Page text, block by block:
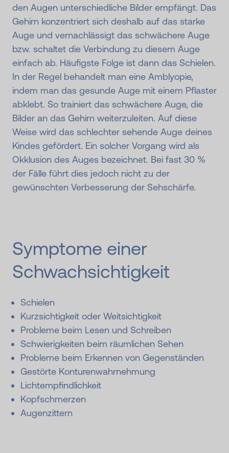
den Augen unterschiedliche Bilder empfängt. Das
Gehirn konzentriert sich deshalb auf das starke
Auge und vernachlässigt das schwächere Auge
bzw. schaltet die Verbindung zu diesem Auge
einfach ab. Häufigste Folge ist dann das Schielen.
In der Regel behandelt man eine Amblyopie,
indem man das gesunde Auge mit einem Pflaster
abklebt. So trainiert das schwächere Auge, die
Bilder an das Gehirn weiterzuleiten. Auf diese
Weise wird das schlechter sehende Auge deines
Kindes gefördert. Ein solcher Vorgang wird als
Okklusion des Auges bezeichnet. Bei fast 30 %
der Fälle führt dies jedoch nicht zu der
gewünschten Verbesserung der Sehschärfe.
Symptome einer
Schwachsichtigkeit
Schielen
Kurzsichtigkeit oder Weitsichtigkeit
Probleme beim Lesen und Schreiben
Schwierigkeiten beim räumlichen Sehen
Probleme beim Erkennen von Gegenständen
Gestörte Konturenwahrnehmung
Lichtempfindlichkeit
Kopfschmerzen
Augenzittern